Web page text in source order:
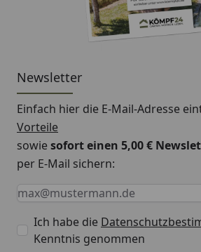
Newsletter
Einfach hier die E-Mail-Adresse
Vorteile
sowiesofort einen 5,00 €
per E-Mail sichern:
Keine Eingabe erforderlich
Eingabe erforderlich
E-Mail *
Ich habe die
Kenntnis genommen